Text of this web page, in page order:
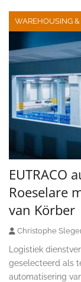
WAREHOUSING
EUTRACO
Roeselare
van Körber
Christophe
Logistiek
geselecteerd als
automatisering